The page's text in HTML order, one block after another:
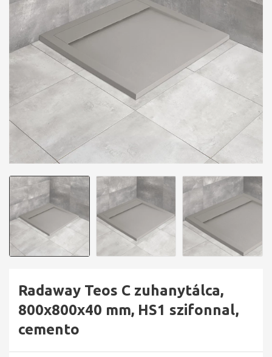
Radaway Teos C zuhanytálca,
800x800x40 mm, HS1 szifonnal,
cemento